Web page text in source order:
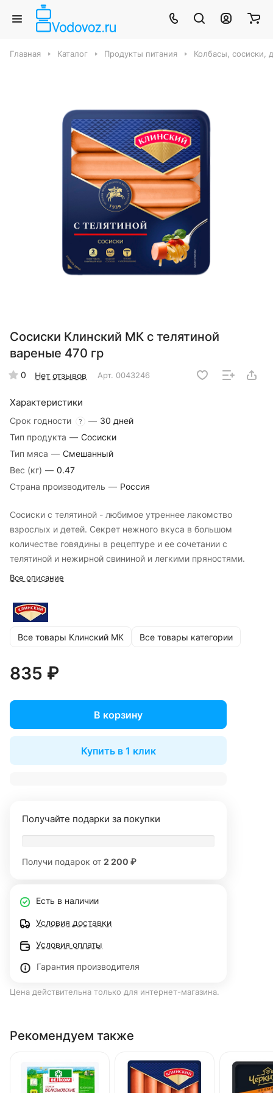
Главная Каталог Продукты питания Колбасы, сосиски,
Сосиски Клинский МК с телятиной
вареные 470 гр
0 Нет отзывов Арт. 0043246
Характеристики
Срок годности ? — 30 дней
Тип продукта — Сосиски
Тип мяса — Смешанный
Вес (кг) — 0.47
Страна производитель — Россия
Сосиски с телятиной - любимое утреннее лакомство
взрослых и детей. Секрет нежного вкуса в большом
количестве говядины в рецептуре и ее сочетании с
телятиной и нежирной свининой и легкими пряностями.
Все описание
Все товары Клинский МК Все товары категории
835 ₽
В корзину
Купить в 1 клик
Получайте подарки за покупки
Получи подарок от 2 200 ₽
Есть в наличии
Условия доставки
Условия оплаты
Гарантия производителя
Цена действительна только для интернет-магазина.
Рекомендуем также